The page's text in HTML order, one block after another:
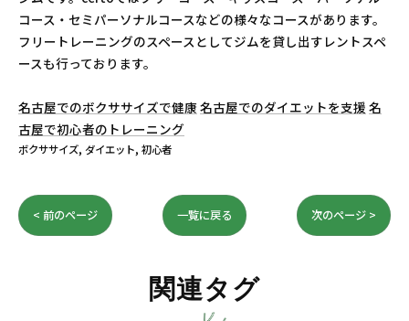
コース・セミパーソナルコースなどの様々なコースがあります。
フリートレーニングのスペースとしてジムを貸し出すレントスペ
ースも行っております。
名古屋でのボクササイズで健康名古屋でのダイエットを支援 名
古屋で初心者のトレーニング
ボクササイズ ダイエット 初心者
< 前のページ 一覧に戻る 次のページ >
関連タグ